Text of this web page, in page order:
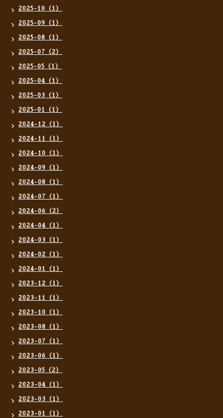
2025-10（1）
2025-09（1）
2025-08（1）
2025-07（2）
2025-05（1）
2025-04（1）
2025-03（1）
2025-01（1）
2024-12（1）
2024-11（1）
2024-10（1）
2024-09（1）
2024-08（1）
2024-07（1）
2024-06（2）
2024-04（1）
2024-03（1）
2024-02（1）
2024-01（1）
2023-12（1）
2023-11（1）
2023-10（1）
2023-08（1）
2023-07（1）
2023-06（1）
2023-05（2）
2023-04（1）
2023-03（1）
2023-01（1）